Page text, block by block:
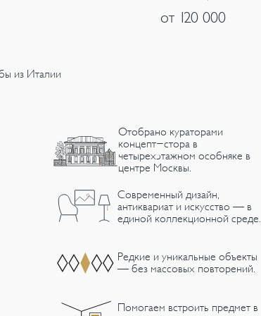
от 120 000
из Италии
Отобрано кураторами
концепт-стора в
четырехэтажном особняке в
центре Москвы.
Современный дизайн,
антиквариат и искусство — в
единой коллекционной среде.
Редкие и уникальные объекты
— без массовых повторений.
Помогаем встроить предмет в